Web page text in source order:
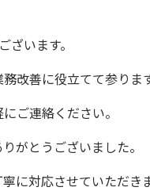
います。
改善に役立てて参ります
ご連絡ください。
がとうございました。
寧に対応させていただき